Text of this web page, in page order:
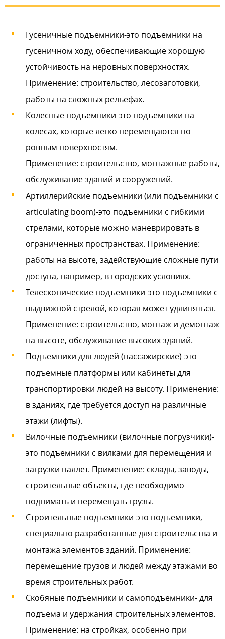
Гусеничные подъемники-это подъемники на
гусеничном ходу, обеспечивающие хорошую
устойчивость на неровных поверхностях.
Применение: строительство, лесозаготовки,
работы на сложных рельефах.
Колесные подъемники-это подъемники на
колесах, которые легко перемещаются по
ровным поверхностям.
Применение: строительство, монтажные работы,
обслуживание зданий и сооружений.
Артиллерийские подъемники (или подъемники с
articulating boom)-это подъемники с гибкими
стрелами, которые можно маневрировать в
ограниченных пространствах. Применение:
работы на высоте, задействующие сложные пути
доступа, например, в городских условиях.
Телескопические подъемники-это подъемники с
выдвижной стрелой, которая может удлиняться.
Применение: строительство, монтаж и демонтаж
на высоте, обслуживание высоких зданий.
Подъемники для людей (пассажирские)-это
подъемные платформы или кабинеты для
транспортировки людей на высоту. Применение:
в зданиях, где требуется доступ на различные
этажи (лифты).
Вилочные подъемники (вилочные погрузчики)-
это подъемники с вилками для перемещения и
загрузки паллет. Применение: склады, заводы,
строительные объекты, где необходимо
поднимать и перемещать грузы.
Строительные подъемники-это подъемники,
специально разработанные для строительства и
монтажа элементов зданий. Применение:
перемещение грузов и людей между этажами во
время строительных работ.
Скобяные подъемники и самоподъемники- для
подъема и удержания строительных элементов.
Применение: на стройках, особенно при